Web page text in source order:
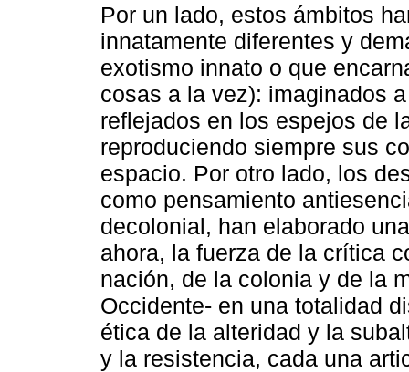
Por un lado, estos ámbitos
innatamente diferentes y
exotismo innato o que
cosas a la vez): imaginados
reflejados en los espejos de
reproduciendo siempre sus
espacio. Por otro lado, los
como pensamiento
decolonial, han elaborado
ahora, la fuerza de la crítica
nación, de la colonia y de la
Occidente- en una totalidad
ética de la alteridad y la
y la resistencia, cada una